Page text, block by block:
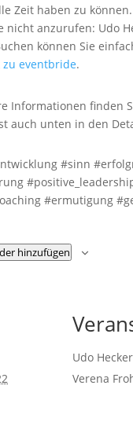
Zeit haben zu können.
nicht anzurufen: Udo
können Sie
zu eventbride.
Informationen finden
auch unten in den
#sinn
#ermutigung
hinzufügen
Udo Hecker
Verena